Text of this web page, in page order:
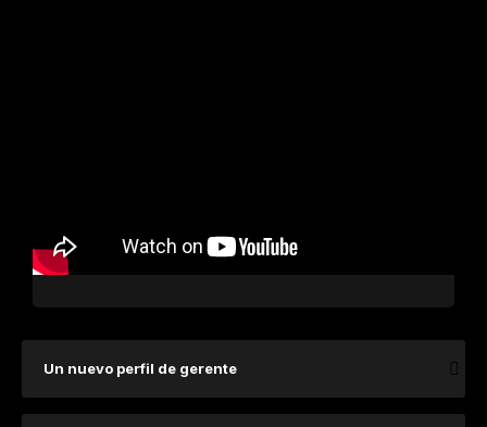
Un nuevo perfil de gerente